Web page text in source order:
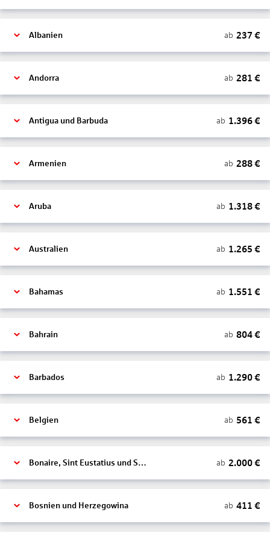
Albanien ab 237 €
Andorra ab 281 €
Antigua und Barbuda ab 1.396€
Armenien ab 288€
Aruba ab 1.318€
Australien ab 1.265 €
Bahamas ab 1.551 €
Bahrain ab 804€
Barbados ab 1.290€
Belgien ab 561 €
Bonaire, Sint Eustatius und Saba ab 2.000€
Bosnien und Herzegowina ab 411 €